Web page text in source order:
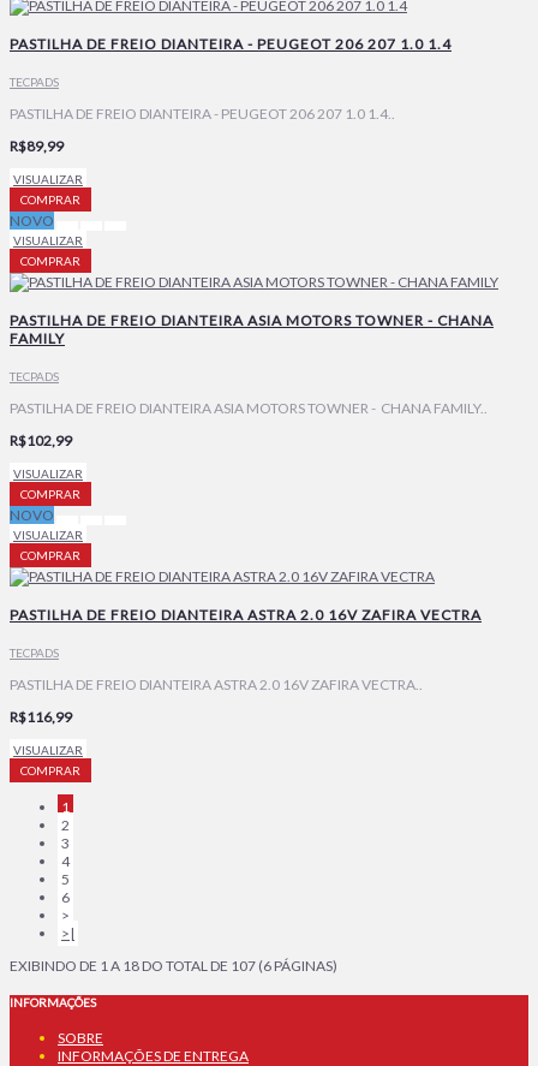
PASTILHA DE FREIO DIANTEIRA - PEUGEOT 206 207 1.0 1.4
TECPADS
PASTILHA DE FREIO DIANTEIRA - PEUGEOT 206 207 1.0 1.4..
R$89,99
VISUALIZAR
COMPRAR
NOVO
VISUALIZAR
COMPRAR
PASTILHA DE FREIO DIANTEIRA ASIA MOTORS TOWNER - CHANA
FAMILY
TECPADS
PASTILHA DE FREIO DIANTEIRA ASIA MOTORS TOWNER - CHANA FAMILY..
R$102,99
VISUALIZAR
COMPRAR
NOVO
VISUALIZAR
COMPRAR
PASTILHA DE FREIO DIANTEIRA ASTRA 2.0 16V ZAFIRA VECTRA
TECPADS
PASTILHA DE FREIO DIANTEIRA ASTRA 2.0 16V ZAFIRA VECTRA..
R$116,99
VISUALIZAR
COMPRAR
1
2
3
4
5
6
>
>|
EXIBINDO DE 1 A 18 DO TOTAL DE 107 (6 PÁGINAS)
INFORMAÇÕES
SOBRE
INFORMAÇÕES DE ENTREGA